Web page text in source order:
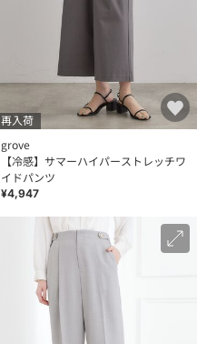
再入荷
grove
【冷感】サマーハイパーストレッチワ
イドパンツ
¥4,947